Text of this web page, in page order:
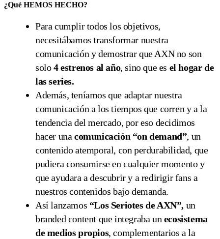
¿Qué HEMOS HECHO?
Para cumplir todos los objetivos,
necesitábamos transformar nuestra
comunicación y demostrar que AXN no son
solo4 estrenos al año, sino que es el hogar de
las series.
Además, teníamos que adaptar nuestra
comunicación a los tiempos que corren y a la
tendencia del mercado, por eso decidimos
hacer una comunicación “on demand”, un
contenido atemporal, con perdurabilidad, que
pudiera consumirse en cualquier momento y
que ayudara a descubrir y a redirigir fans a
nuestros contenidos bajo demanda.
Así lanzamos “Los Seriotes de AXN”, un
branded content que integraba un ecosistema
de medios propios, complementarios a la